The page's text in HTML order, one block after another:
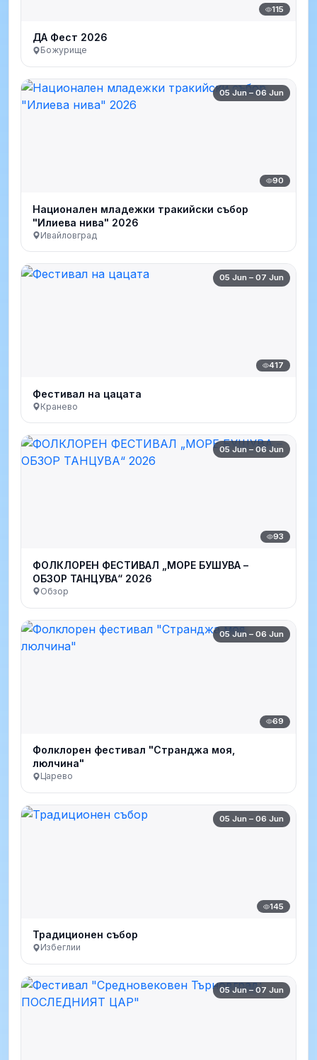
115
ДА Фест 2026
Божурище
05 Jun – 06 Jun
90
Национален младежки тракийски събор
"Илиева нива" 2026
Ивайловград
05 Jun – 07 Jun
417
Фестивал на цацата
Кранево
05 Jun – 06 Jun
93
ФОЛКЛОРЕН ФЕСТИВАЛ „МОРЕ БУШУВА –
ОБЗОР ТАНЦУВА“ 2026
Обзор
05 Jun – 06 Jun
69
Фолклорен фестивал "Странджа моя,
люлчина"
Царево
05 Jun – 06 Jun
145
Традиционен събор
Избеглии
05 Jun – 07 Jun